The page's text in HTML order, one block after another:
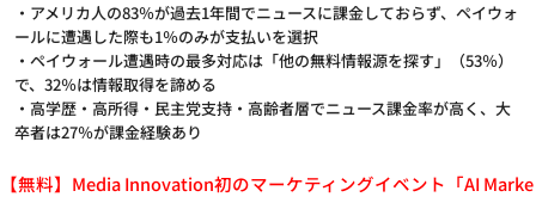
・アメリカ人の83％が過去1年間でニュースに課金しておらず、ペイウォ
ールに遭遇した際も1％のみが支払いを選択
・ペイウォール遭遇時の最多対応は「他の無料情報源を探す」（53％）
で、32％は情報取得を諦める
・高学歴・高所得・民主党支持・高齢者層でニュース課金率が高く、大
卒者は27％が課金経験あり
【無料】Media Innovation初のマーケティングイベント「AI Marke